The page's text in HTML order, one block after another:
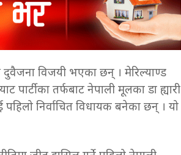
दुवैजना विजयी भएका छन् । मेरिल्याण्ड
तर्फबाट नेपाली मूलका डा ह्यारी
निर्वाचित विधायक बनेका छन् । यो